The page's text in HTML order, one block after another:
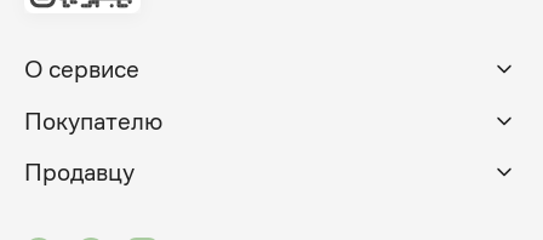
О сервисе
Покупателю
Продавцу